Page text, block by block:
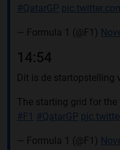
#QatarGP
— Formula 1 (@F1)
14:54
Dit is de startopstelling
The starting grid for
#F1 #QatarGP
— Formula 1 (@F1)